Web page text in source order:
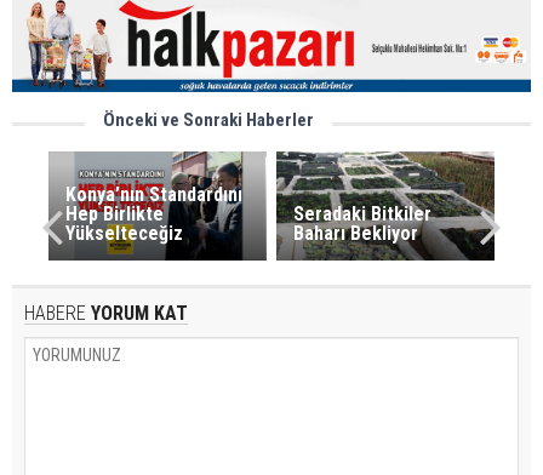
Önceki ve Sonraki Haberler
Konya’nın Standardını
Hep Birlikte
Yükselteceğiz
Seradaki Bitkiler
Baharı Bekliyor
HABERE YORUM KAT